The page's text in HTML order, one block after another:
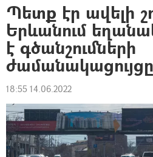
Պետք էր ավելի
Երևանում
է գծանշումների
ժամանակացույցը
18:55 14.06.2022